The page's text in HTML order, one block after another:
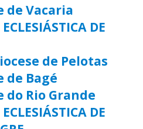
de Vacaria
DE
de Pelotas
de Bagé
do Rio Grande
DE